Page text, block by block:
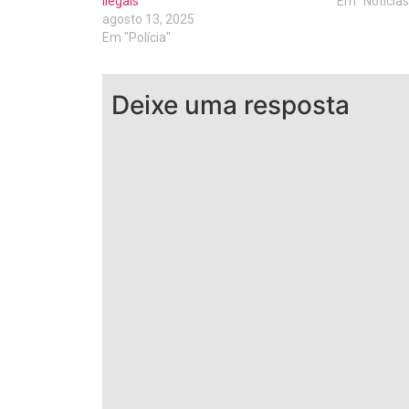
agosto 13, 2025
Em "Polícia"
Deixe uma resposta